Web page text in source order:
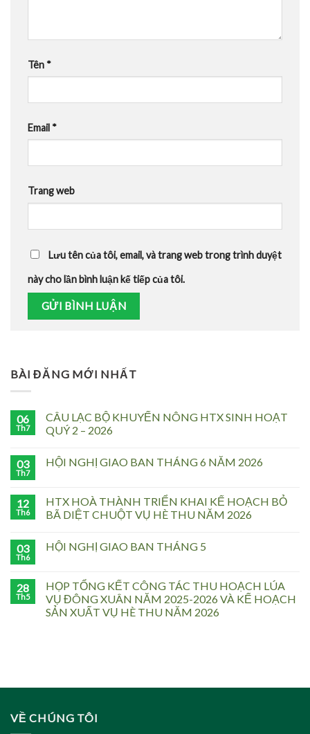
Tên *
Email *
Trang web
Lưu tên của tôi, email, và trang web trong trình duyệt
này cho lần bình luận kế tiếp của tôi.
BÀI ĐĂNG MỚI NHẤT
06
Th7
CÂU LẠC BỘ KHUYẾN NÔNG HTX SINH HOẠT
QUÝ 2 – 2026
03
Th7
HỘI NGHỊ GIAO BAN THÁNG 6 NĂM 2026
12
Th6
HTX HOÀ THÀNH TRIỂN KHAI KẾ HOẠCH BỎ
BÃ DIỆT CHUỘT VỤ HÈ THU NĂM 2026
03
Th6
HỘI NGHỊ GIAO BAN THÁNG 5
28
Th5
HỌP TỔNG KẾT CÔNG TÁC THU HOẠCH LÚA
VỤ ĐÔNG XUÂN NĂM 2025-2026 VÀ KẾ HOẠCH
SẢN XUẤT VỤ HÈ THU NĂM 2026
VỀ CHÚNG TÔI